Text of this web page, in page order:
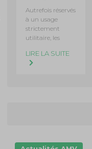
Autrefois réservés
à un usage
strictement
utilitaire, les
LIRE LA SUITE